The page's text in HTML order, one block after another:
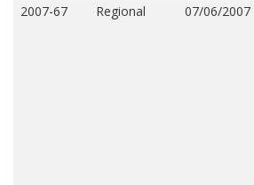
2007-67 Regional 07/06/2007